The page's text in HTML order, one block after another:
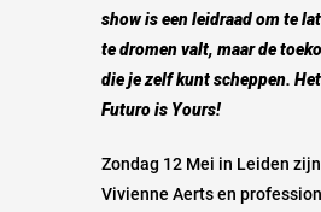
show is een leidraad om te
te dromen valt, maar de
die je zelf kunt scheppen.
Futuro is Yours!
Zondag 12 Mei in Leiden
Vivienne Aerts en